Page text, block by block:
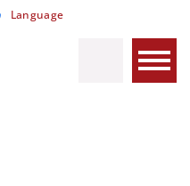
Language